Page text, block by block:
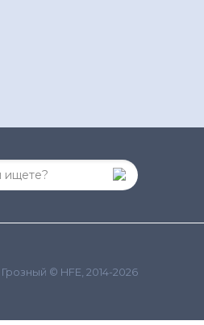
Грозный © HFE, 2014-2026